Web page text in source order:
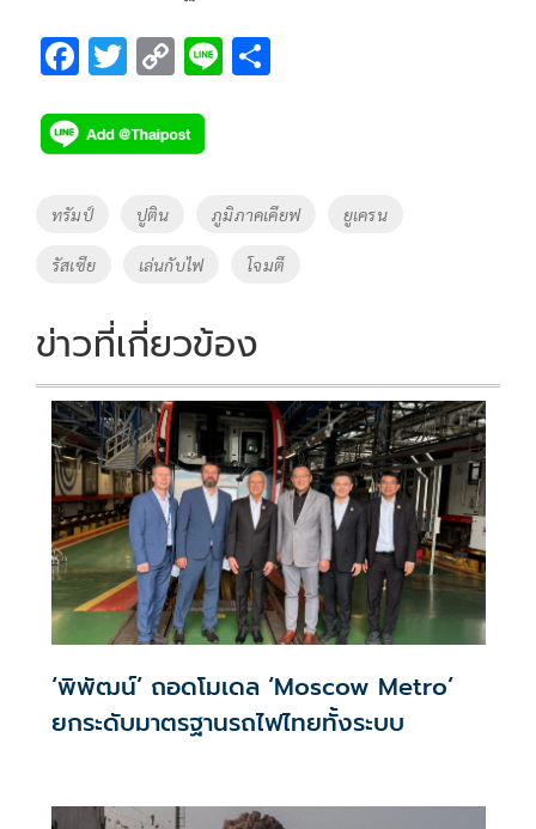
F
e
b
o
o
k
T
tt
er
C
p
y
n
k
Li
Tags
ทรัมป์ ปูติน ภูมิภาคเคียฟ ยูเครน
รัสเซีย เล่นกับไฟ โจมตี
ข่าวที่เกี่ยวข้อง
‘พิพัฒน์’ ถอดโมเดล ‘Moscow Metro’
ยกระดับมาตรฐานรถไฟไทยทั้งระบบ